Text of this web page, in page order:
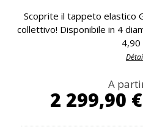
Scoprite il tappeto elastico
collettivo! Disponibile in 4
4,90
A
2 299,90 €